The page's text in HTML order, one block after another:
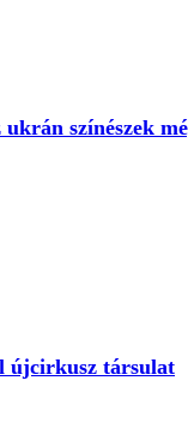
ukrán színészek
újcirkusz társulat